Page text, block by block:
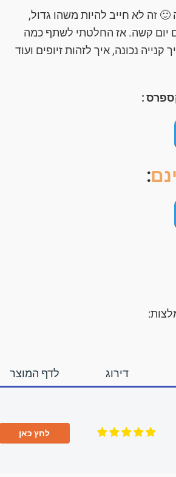
זה לא חייב להיות משהו גדול,
יום קשה. אז החלטתי לשתף כמה
נכונה, איך לזהות זיופים ועוד
:
:
דירוג לדף המוצר
לחץ כאן